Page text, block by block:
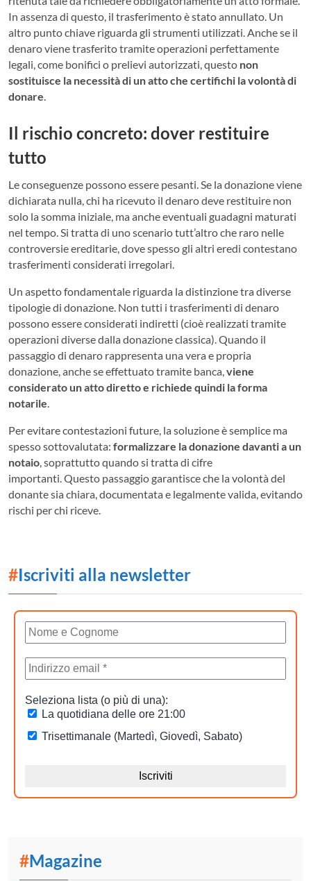
In assenza di questo, il trasferimento è stato annullato. Un
altro punto chiave riguarda gli strumenti utilizzati. Anche se il
denaro viene trasferito tramite operazioni perfettamente
legali, come bonifici o prelievi autorizzati, questo non
sostituisce la necessità di un atto che certifichi la volontà di
donare.
Il rischio concreto: dover restituire
tutto
Le conseguenze possono essere pesanti. Se la donazione viene
dichiarata nulla, chi ha ricevuto il denaro deve restituire non
solo la somma iniziale, ma anche eventuali guadagni maturati
nel tempo. Si tratta di uno scenario tutt’altro che raro nelle
controversie ereditarie, dove spesso gli altri eredi contestano
trasferimenti considerati irregolari.
Un aspetto fondamentale riguarda la distinzione tra diverse
tipologie di donazione. Non tutti i trasferimenti di denaro
possono essere considerati indiretti (cioè realizzati tramite
operazioni diverse dalla donazione classica). Quando il
passaggio di denaro rappresenta una vera e propria
donazione, anche se effettuato tramite banca, viene
considerato un atto diretto e richiede quindi la forma
notarile
Per evitare contestazioni future, la soluzione è semplice ma
spesso sottovalutata: formalizzare la donazione davanti a un
notaio , soprattutto quando si tratta di cifre
importanti. Questo passaggio garantisce che la volontà del
donante sia chiara, documentata e legalmente valida, evitando
rischi per chi riceve.
#Iscriviti alla newsletter
#Magazine